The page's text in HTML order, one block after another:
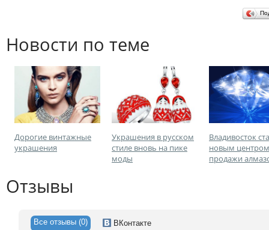
Новости по теме
Дорогие винтажные
украшения
Украшения в русском
стиле вновь на пике
моды
Владивосток
новым центром
продажи
Отзывы
Все отзывы (0) ВКонтакте